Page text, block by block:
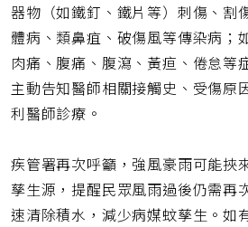
器物（如鐵釘、鐵片等）刺傷、割
體病、類鼻疽、破傷風等傳染病；
肉痛、腹痛、腹瀉、黃疸、倦怠等
主動告知醫師相關接觸史、受傷原
利醫師診療。
疾管署再次呼籲，強風豪雨可能挾
孳生源，提醒民眾風雨過後仍需再
速清除積水，減少病媒蚊孳生。如